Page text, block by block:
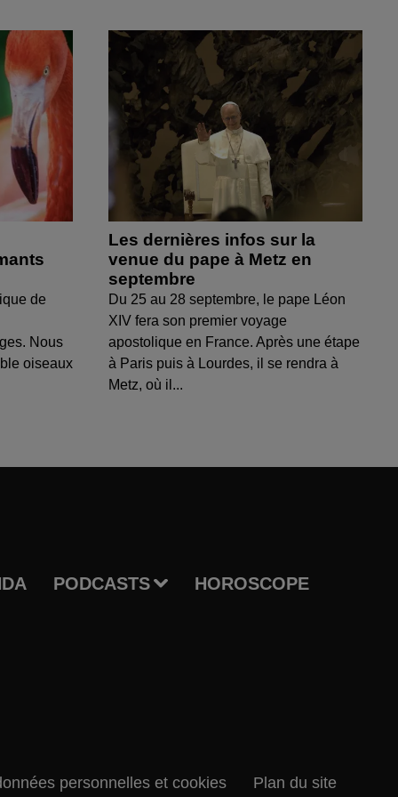
de
Nous
oiseaux
Les dernières infos sur la
venue du pape à Metz en
septembre
Du 25 au 28 septembre, le pape Léon
XIV fera son premier voyage
apostolique en France. Après une étape
à Paris puis à Lourdes, il se rendra à
Metz, où il...
PODCASTS HOROSCOPE
personnelles et cookies Plan du site